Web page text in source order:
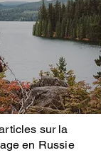
sur la
en Russie